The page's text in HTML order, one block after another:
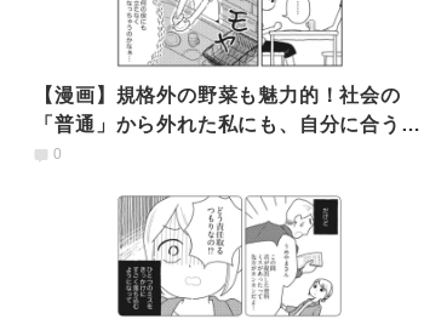
【漫画】規格外の野菜も魅力的！社会の
「普通」から外れた私にも、自分に合う道
がきっとある
0